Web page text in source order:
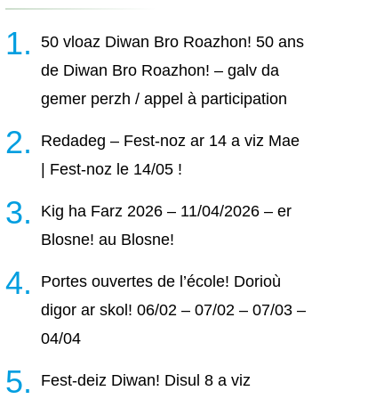
50 vloaz Diwan Bro Roazhon! 50 ans
de Diwan Bro Roazhon! – galv da
gemer perzh / appel à participation
Redadeg – Fest-noz ar 14 a viz Mae
| Fest-noz le 14/05 !
Kig ha Farz 2026 – 11/04/2026 – er
Blosne! au Blosne!
Portes ouvertes de l’école! Dorioù
digor ar skol! 06/02 – 07/02 – 07/03 –
04/04
Fest-deiz Diwan! Disul 8 a viz